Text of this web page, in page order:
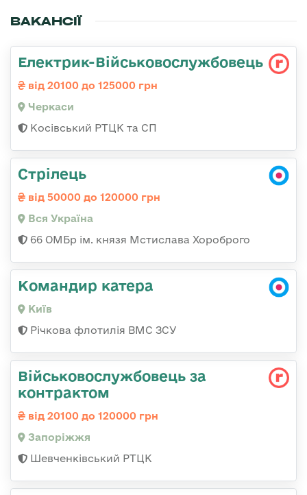
ВАКАНСІЇ
Електрик-Військовослужбовець
від 20100 до 125000 грн
Черкаси
Косівський РТЦК та СП
Стрілець
від 50000 до 120000 грн
Вся Україна
66 ОМБр ім. князя Мстислава Хороброго
Командир катера
Київ
Річкова флотилія ВМС ЗСУ
Військовослужбовець за
контрактом
від 20100 до 120000 грн
Запоріжжя
Шевченківський РТЦК